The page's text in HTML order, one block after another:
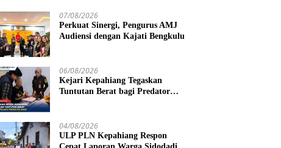
07/08/2026
Perkuat Sinergi, Pengurus AMJ
Audiensi dengan Kajati Bengkulu
06/08/2026
Kejari Kepahiang Tegaskan
Tuntutan Berat bagi Predator
Vonis Hakim 18 Tahun Penjara
04/08/2026
ULP PLN Kepahiang Respon